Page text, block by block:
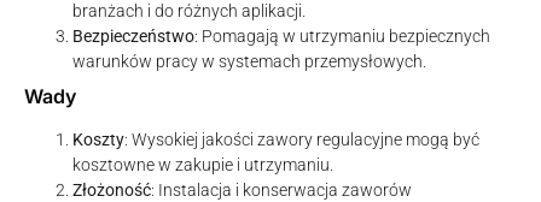
branżach i do różnych aplikacji.
Bezpieczeństwo: Pomagają w utrzymaniu bezpiecznych
warunków pracy w systemach przemysłowych.
Wady
Koszty: Wysokiej jakości zawory regulacyjne mogą być
kosztowne w zakupie i utrzymaniu.
Złożoność: Instalacja i konserwacja zaworów